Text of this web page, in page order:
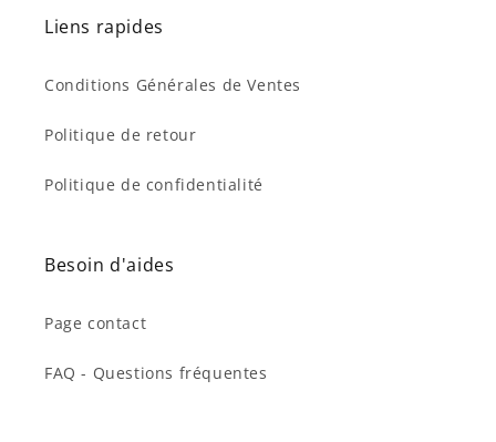
Liens rapides
Conditions Générales de Ventes
Politique de retour
Politique de confidentialité
Besoin d'aides
Page contact
FAQ - Questions fréquentes